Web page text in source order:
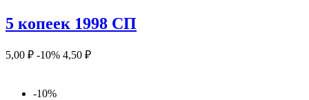
5 копеек 1998 СП
5,00 ₽ -10% 4,50 ₽
-10%